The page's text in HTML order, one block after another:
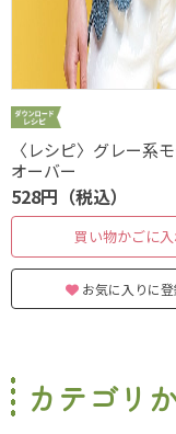
〈レシピ〉グレー系
オーバー
528円（税込）
買い物かごに
お気に入りに
カテゴリ